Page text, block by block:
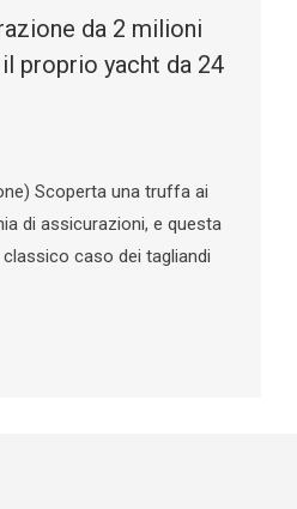
da 2 milioni
proprio yacht da 24
Scoperta una truffa ai
di assicurazioni, e questa
caso dei tagliandi